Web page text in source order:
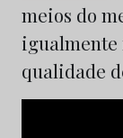
meios do
igualmente
qualidade